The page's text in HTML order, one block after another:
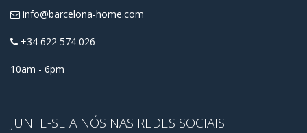
info@barcelona-home.com
+34 622 574 026
10am - 6pm
JUNTE-SE A NÓS NAS REDES SOCIAIS